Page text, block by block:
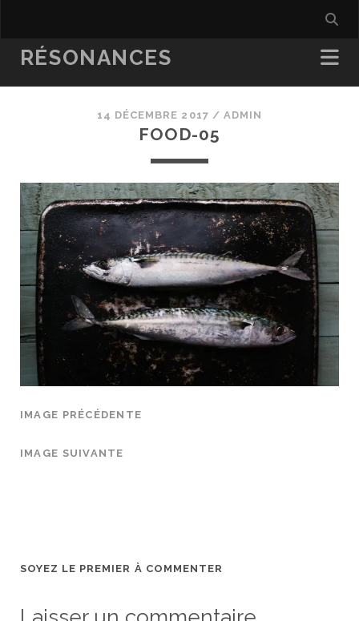
RÉSONANCES
14 DÉCEMBRE 2017 / ADMIN
FOOD-05
IMAGE PRÉCÉDENTE
IMAGE SUIVANTE
SOYEZ LE PREMIER À COMMENTER